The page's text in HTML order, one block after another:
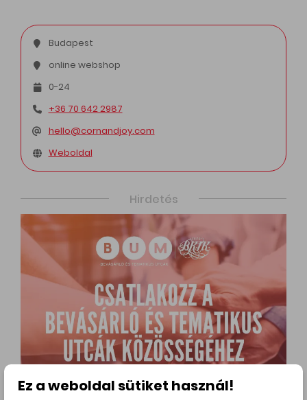
Budapest
online webshop
0-24
+36 70 642 2987
hello@cornandjoy.com
Weboldal
Hirdetés
Ez a weboldal sütiket használ!